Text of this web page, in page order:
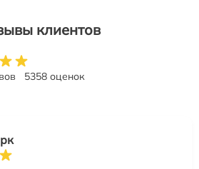
клиентов
5358 оценок